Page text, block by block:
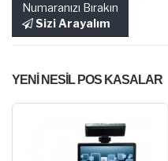
Numaranızı Bırakın
Sizi Arayalım
YENI NESIL POS KASALAR